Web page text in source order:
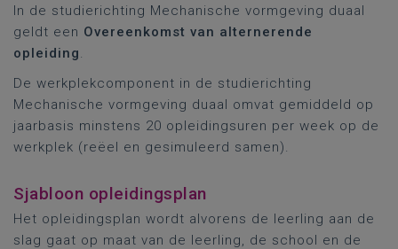
In de studierichting Mechanische vormgeving duaal
geldt een Overeenkomst van alternerende
opleiding.
De werkplekcomponent in de studierichting
Mechanische vormgeving duaal omvat gemiddeld op
jaarbasis minstens 20 opleidingsuren per week op de
werkplek (reëel en gesimuleerd samen).
Sjabloon opleidingsplan
Het opleidingsplan wordt alvorens de leerling aan de
slag gaat op maat van de leerling, de school en de